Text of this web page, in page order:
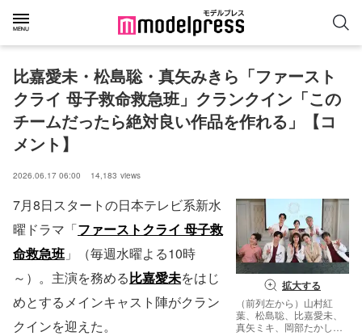
比嘉愛未・松島聡・真矢みきら「ファースト
クライ 母子救命救急班」クランクイン「この
チームだったら絶対良い作品を作れる」【コ
メント】
2026.06.17 06:00 14,183 views
拡大する
（前列左から）山村紅
葉、松島聡、比嘉愛未、
真矢ミキ、岡部たかし
7月8日スタートの日本テレビ系新水
曜ドラマ「ファーストクライ 母子救
命救急班」（毎週水曜よる10時
～）。主演を務める比嘉愛未をはじ
めとするメインキャスト陣がクラン
クインを迎えた。